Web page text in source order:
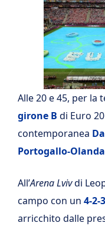
Alle 20 e 45, per la
girone B di Euro
contemporanea
Portogallo-Olanda
All’Arena Lvivdi
campo con un 4-2-
arricchito dalle